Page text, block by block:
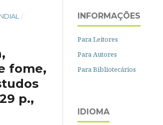
/
fome,
p.,
INFORMAÇÕES
Para Leitores
Para Autores
Para Bibliotecários
IDIOMA